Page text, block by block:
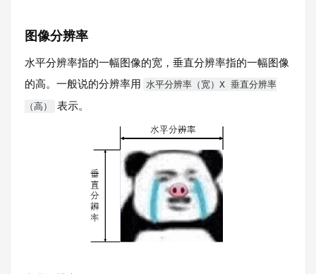
图像分辨率
水平分辨率指的一幅图像的宽，垂直分辨率指的一幅图像
的高。一般说的分辨率用 水平分辨率（宽）X 垂直分辨率
（高） 表示。